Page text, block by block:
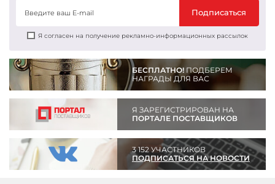
Подписаться
Я согласен на получение рекламно-информационных рассылок
БЕСПЛАТНО!ПОДБЕРЕМ
НАГРАДЫ ДЛЯ ВАС
Я ЗАРЕГИСТРИРОВАН НА
ПОРТАЛЕ ПОСТАВЩИКОВ
3 152 УЧАСТНИКОВ
ПОДПИСАТЬСЯ НА НОВОСТИ